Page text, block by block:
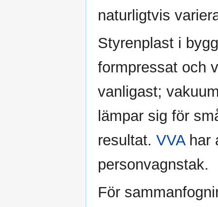
naturligtvis
Styrenplast i
formpressat och
vanligast;
lämpar sig för
resultat. VVAhar
personvagnstak.
För